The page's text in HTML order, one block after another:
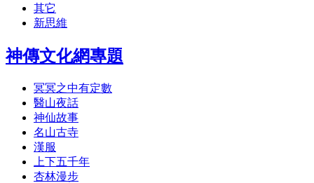
其它
新思維
神傳文化網專題
冥冥之中有定數
醫山夜話
神仙故事
名山古寺
漢服
上下五千年
杏林漫步